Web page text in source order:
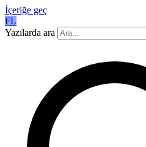
İçeriğe geç
FL
Yazılarda ara